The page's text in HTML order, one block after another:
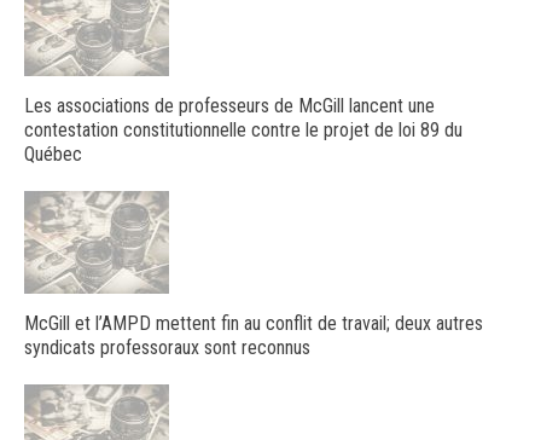
Les associations de professeurs de McGill lancent une
contestation constitutionnelle contre le projet de loi 89 du
Québec
McGill et l’AMPD mettent fin au conflit de travail; deux autres
syndicats professoraux sont reconnus